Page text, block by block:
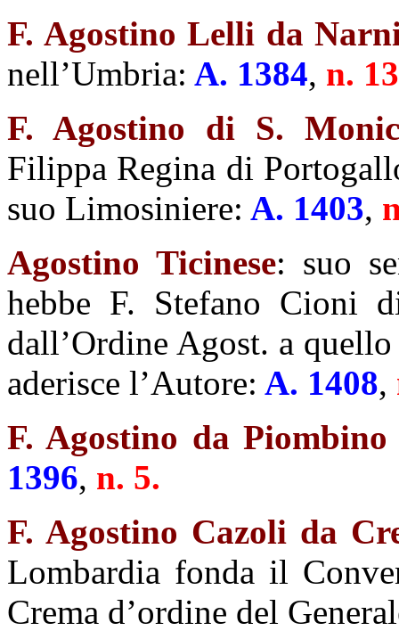
F. Agostino Lelli da
nell’Umbria: A. 1384, n.
F. Agostino
di S.
Filippa Regina di
suo Limosiniere: A. 1403,
Agostino Ticinese: suo
hebbe F. Stefano Cioni
dall’Ordine Agost. a
aderisce l’Autore: A. 1408,
F. Agostino da Piombino
1396, n. 5.
F. Agostino Cazoli da
Lombardia fonda il
Crema d’ordine del